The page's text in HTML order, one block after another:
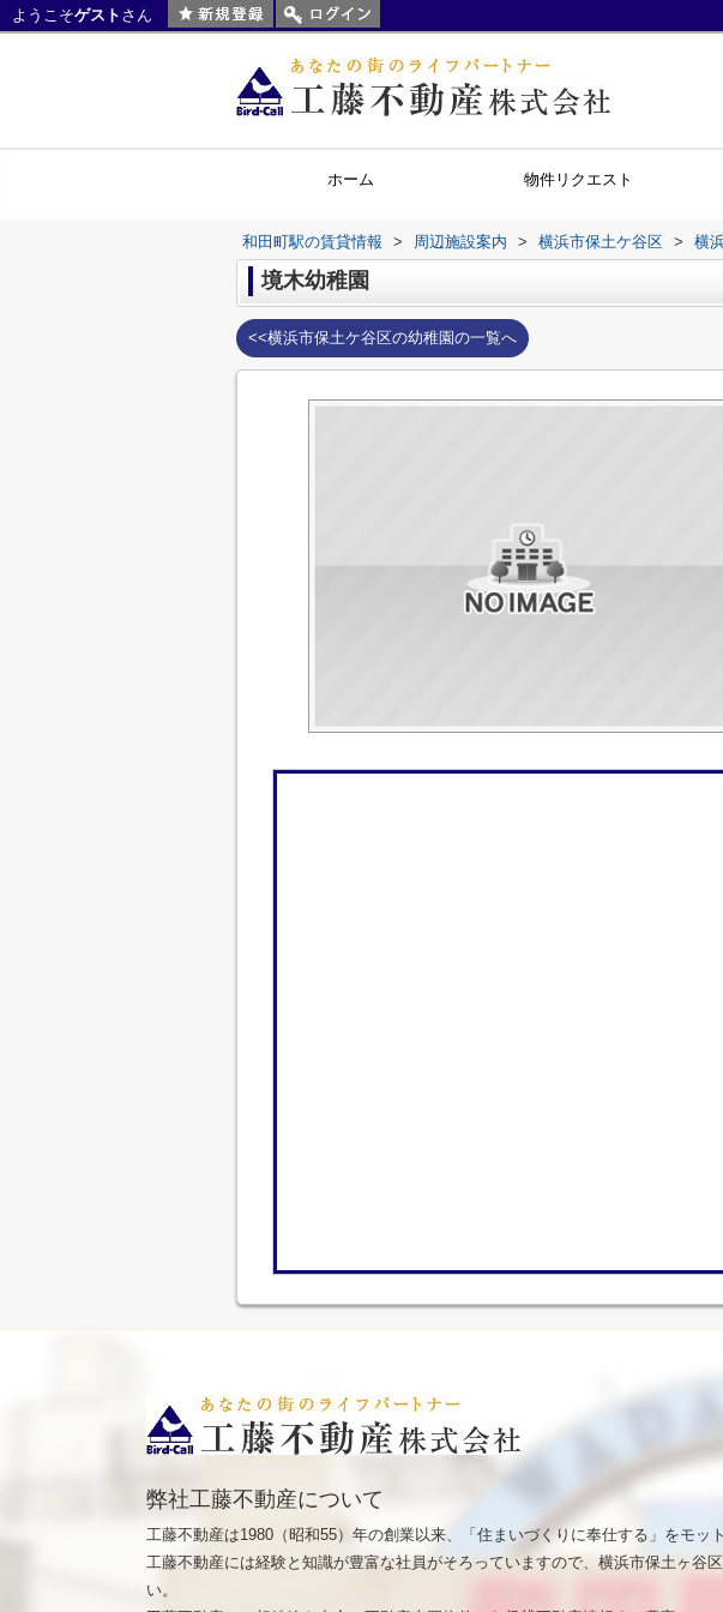
ようこそゲスト さん
ホーム 物件リクエスト
和田町駅の賃貸情報 > 周辺施設案内 > 横浜市保土ケ谷区 > 横
境木幼稚園
<<横浜市保土ケ谷区の幼稚園の一覧へ
弊社工藤不動産について
工藤不動産は1980（昭和55）年の創業以来、「住まいづくりに奉仕する」をモッ
工藤不動産には経験と知識が豊富な社員がそろっていますので、横浜市保土ヶ谷
い。